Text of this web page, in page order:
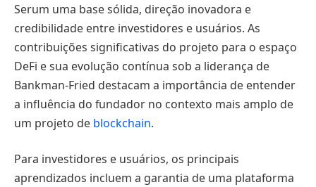
Serum uma base sólida, direção inovadora e
credibilidade entre investidores e usuários. As
contribuições significativas do projeto para o espaço
DeFi e sua evolução contínua sob a liderança de
Bankman-Fried destacam a importância de entender
a influência do fundador no contexto mais amplo de
um projeto de blockchain.
Para investidores e usuários, os principais
aprendizados incluem a garantia de uma plataforma